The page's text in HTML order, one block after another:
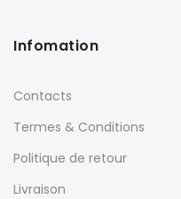
Infomation
Contacts
Termes & Conditions
Politique de retour
Livraison